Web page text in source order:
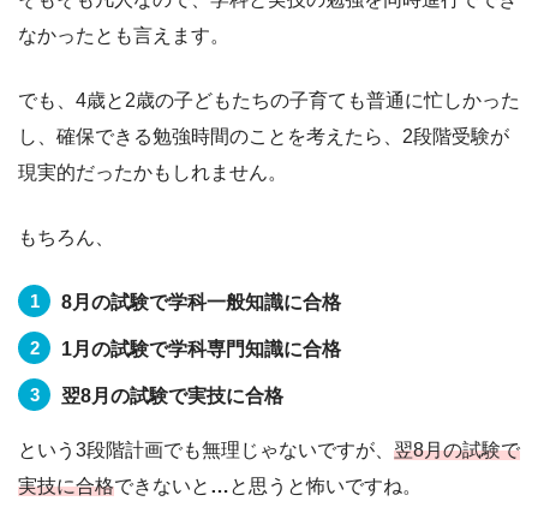
なかったとも言えます。
でも、4歳と2歳の子どもたちの子育ても普通に忙しかった
し、確保できる勉強時間のことを考えたら、2段階受験が
現実的だったかもしれません。
もちろん、
8月の試験で学科一般知識に合格
1月の試験で学科専門知識に合格
翌8月の試験で実技に合格
という3段階計画でも無理じゃないですが、 翌8月の試験で
実技に合格できないと …と思うと怖いですね。